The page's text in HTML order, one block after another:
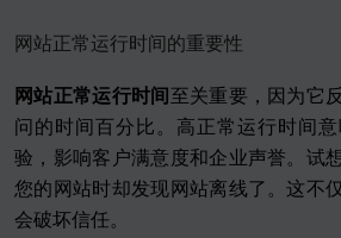
网站正常运行时间的重要性
网站正常运行时间 至关重要，因为它
问的时间百分比。高正常运行时间
验，影响客户满意度和企业声誉。试
您的网站时却发现网站离线了。这不
会破坏信任。